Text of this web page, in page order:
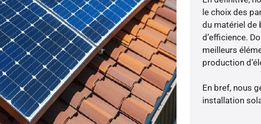
le choix des
du matériel de
d’efficience.
meilleurs
production
En bref, nous
installation